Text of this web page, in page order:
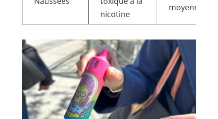
nicotine
moyenne